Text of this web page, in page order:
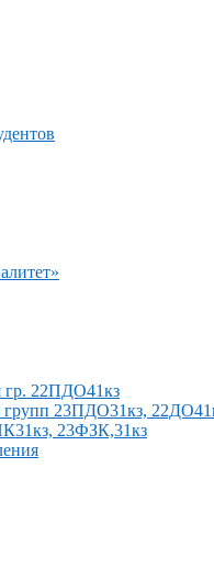
гр. 22ПДО41кз
групп 23ПДО31кз,
23ФЗК,31кз